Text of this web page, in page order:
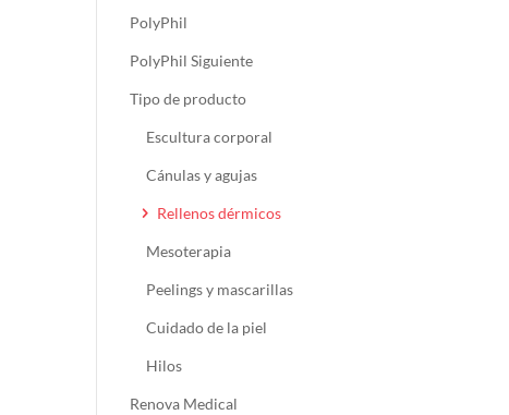
PolyPhil
PolyPhil Siguiente
Tipo de producto
Escultura corporal
Cánulas y agujas
Rellenos dérmicos
Mesoterapia
Peelings y mascarillas
Cuidado de la piel
Hilos
Renova Medical